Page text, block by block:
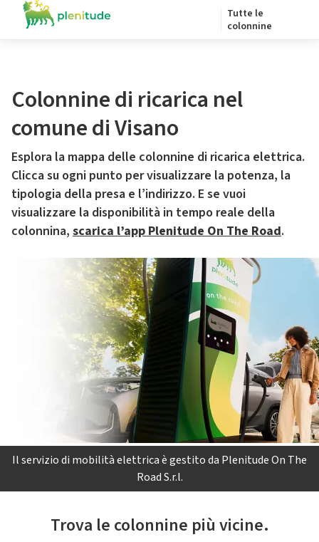
Tutte le
colonnine
Colonnine di ricarica nel
comune di Visano
Esplora la mappa delle colonnine di ricarica elettrica.
Clicca su ogni punto per visualizzare la potenza, la
tipologia della presa e l’indirizzo. E se vuoi
visualizzare la disponibilità in tempo reale della
colonnina, scarica l’app Plenitude On The Road.
Il servizio di mobilità elettrica è gestito da Plenitude On The
Road S.r.l.
Trova le colonnine più vicine.